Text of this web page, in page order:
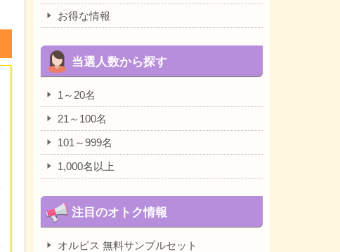
お得な情報
当選人数から探す
1～20名
21～100名
101～999名
1,000名以上
注目のオトク情報
オルビス 無料サンプルセット